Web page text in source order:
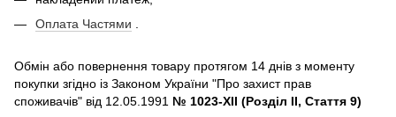
Оплата Частями
Обмін або повернення товару протягом 14 днів з моменту
покупки згідно із Законом України "Про захист прав
споживачів" від 12.05.1991 № 1023-XII (Розділ II, Стаття 9)